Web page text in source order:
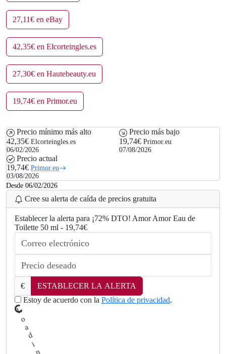
27,11€ en eBay
42,35€ en Elcorteingles.es
27,30€ en Hautebeauty.eu
19,74€ en Primor.eu
Precio mínimo más alto
42,35€ Elcorteingles.es
06/02/2026
Precio más bajo
19,74€ Primor.eu
07/08/2026
Precio actual
19,74€ Primor.eu
03/08/2026
Desde 06/02/2026
Cree su alerta de caída de precios gratuita
Establecer la alerta para ¡72% DTO! Amor Amor Eau de
Toilette 50 ml - 19,74€
€
ESTABLECER LA ALERTA
Estoy de acuerdo con la Política de privacidad.
L